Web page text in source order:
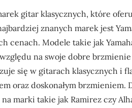
gitar klasycznych, które
znanych marek jest
Modele takie jak
na swoje dobre
się w gitarach klasycznych i
oraz doskonałym brzmieniem.
marki takie jak Ramirez czy